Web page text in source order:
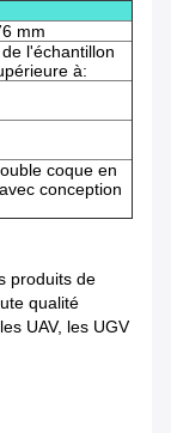
mm
l'échantillon
à:
coque en
conception
produits de
qualité
UAV, les UGV